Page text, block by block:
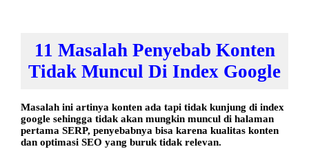
11 Masalah Penyebab Konten
Tidak Muncul Di Index Google
Masalah ini artinya konten ada tapi tidak kunjung di index
google sehingga tidak akan mungkin muncul di halaman
pertama SERP, penyebabnya bisa karena kualitas konten
dan optimasi SEO yang buruk tidak relevan.